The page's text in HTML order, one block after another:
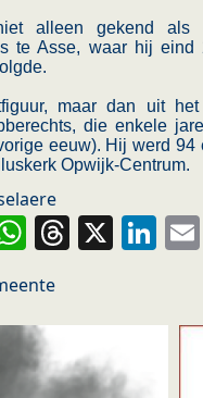
alleen gekend als
te Asse, waar hij
maar dan uit
die enkele
eeuw). Hij werd
Opwijk-Centrum.
X